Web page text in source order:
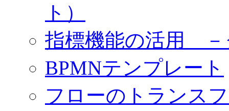
ト）
指標機能の活用 －
BPMNテンプレート
フローのトランス